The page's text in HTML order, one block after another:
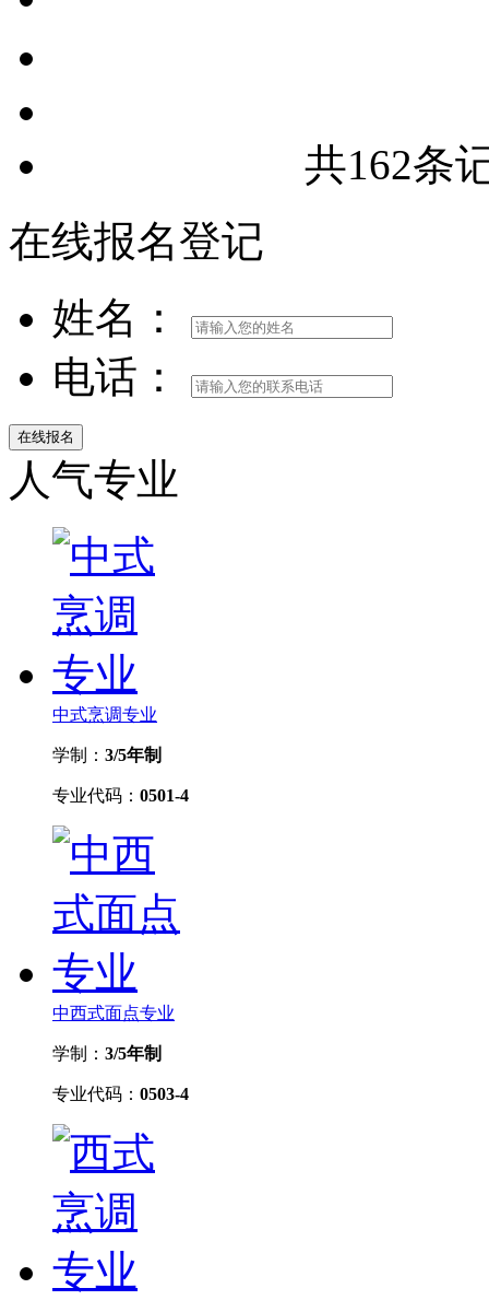
共162条
在线报名登记
姓名：
电话：
人气专业
中式烹调专业
学制： 3/5年制
专业代码： 0501-4
中西式面点专业
学制： 3/5年制
专业代码： 0503-4